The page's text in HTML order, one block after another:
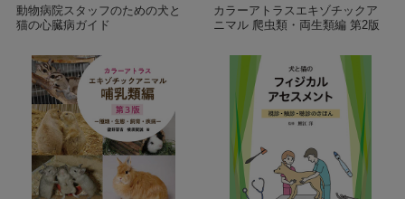
動物病院スタッフのための犬と
猫の心臓病ガイド
カラーアトラスエキゾチックア
ニマル 爬虫類・両生類編 第2版